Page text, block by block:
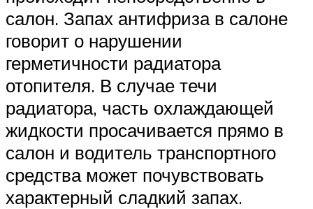
салон. Запах антифриза в салоне
говорит о нарушении
герметичности радиатора
отопителя. В случае течи
радиатора, часть охлаждающей
жидкости просачивается прямо в
салон и водитель транспортного
средства может почувствовать
характерный сладкий запах.